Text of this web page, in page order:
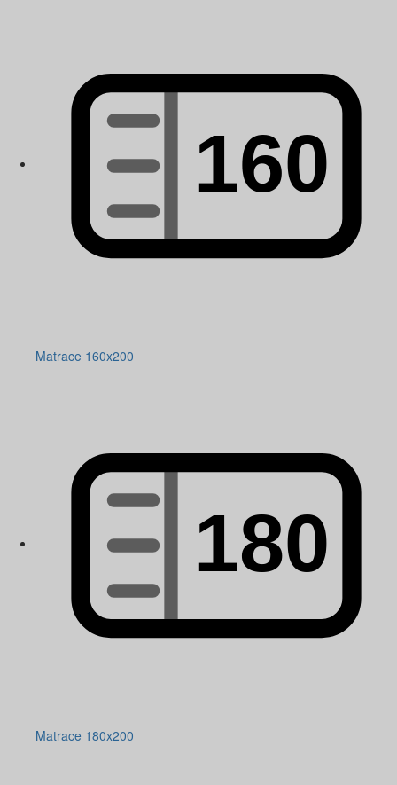
Matrace 160x200
Matrace 180x200